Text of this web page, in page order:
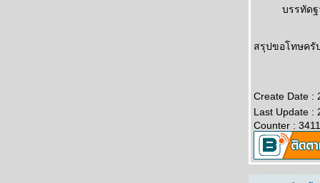
บรรทัด
สรุปขอโทษครั
Create Date :
Last Update :
Counter :